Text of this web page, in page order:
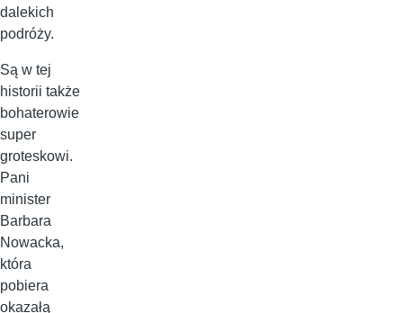
dalekich
podróży.
Są w tej
historii także
bohaterowie
super
groteskowi.
Pani
minister
Barbara
Nowacka,
która
pobiera
okazałą